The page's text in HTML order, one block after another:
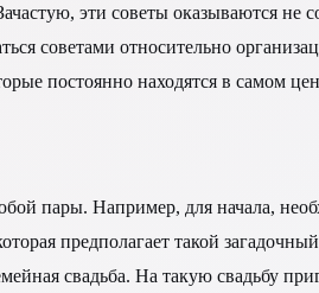
эти советы оказываются
советами относительно
постоянно находятся в
пары. Например, для начала,
предполагает такой
свадьба. На такую свадьбу